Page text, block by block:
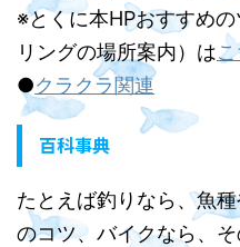
※とくに本HPおすすめ
リングの場所案内）は
●クラクラ関連
百科事典
たとえば釣りなら、魚
のコツ、バイクなら、